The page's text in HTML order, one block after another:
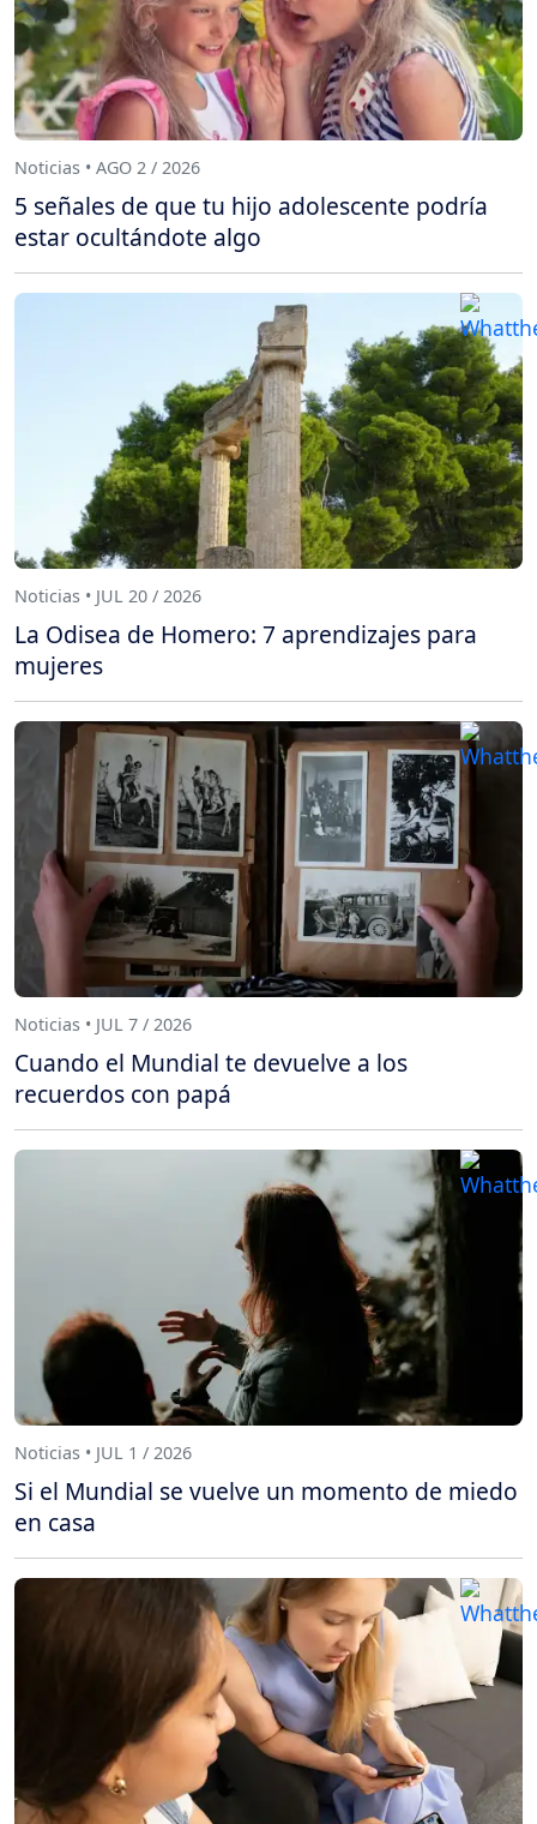
Noticias • AGO 2 / 2026
5 señales de que tu hijo adolescente podría
estar ocultándote algo
Noticias • JUL 20 / 2026
La Odisea de Homero: 7 aprendizajes para
mujeres
Noticias • JUL 7 / 2026
Cuando el Mundial te devuelve a los
recuerdos con papá
Noticias • JUL 1 / 2026
Si el Mundial se vuelve un momento de miedo
en casa